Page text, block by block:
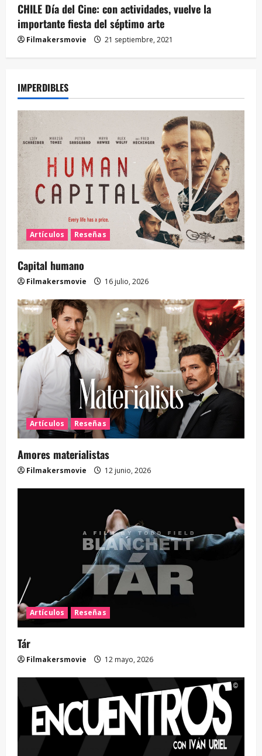
CHILE Día del Cine: con actividades, vuelve la
importante fiesta del séptimo arte
Filmakersmovie 21 septiembre, 2021
IMPERDIBLES
Artículos Reseñas
Capital humano
Filmakersmovie 16 julio, 2026
Artículos Reseñas
Amores materialistas
Filmakersmovie 12 junio, 2026
Artículos Reseñas
Tár
Filmakersmovie 12 mayo, 2026